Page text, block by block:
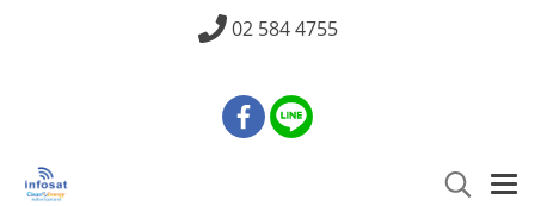
02 584 4755